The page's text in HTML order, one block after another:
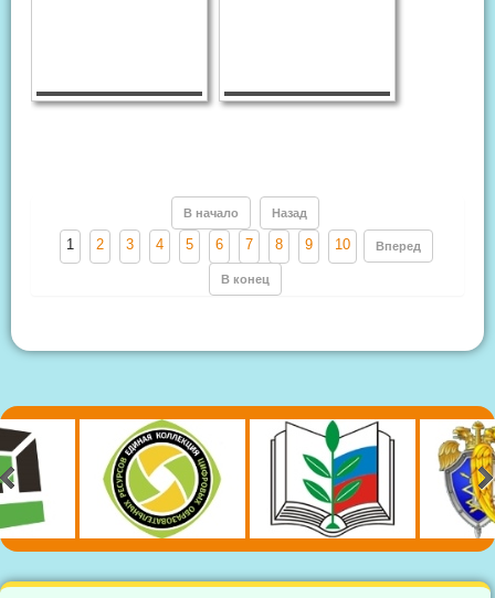
В начало Назад
1 2 3 4 5 6 7 8 9 10 Вперед
В конец